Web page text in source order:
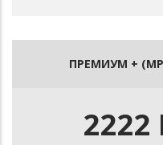
ПРЕМИУМ +